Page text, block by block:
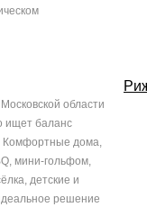
области
ищет баланс
Комфортные дома,
мини-гольфом,
детские и
решение